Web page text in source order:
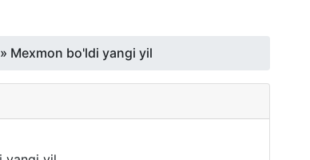
» Mexmon bo'ldi yangi yil